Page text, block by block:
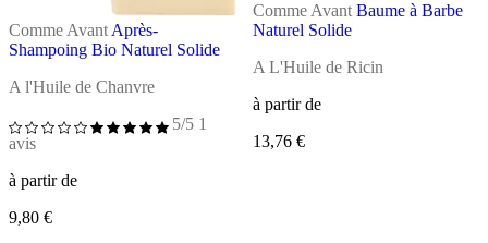
Comme AvantAprès-
Shampoing Bio Naturel Solide
A l'Huile de Chanvre
5/5 1
avis
à partir de
9,80 €
Comme Avant Baume à Barbe
Naturel Solide
A L'Huile de Ricin
à partir de
13,76 €